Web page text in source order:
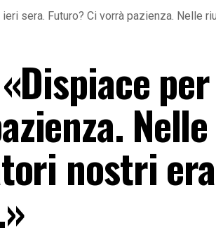
sera. Futuro? Ci vorrà pazienza.
nostri